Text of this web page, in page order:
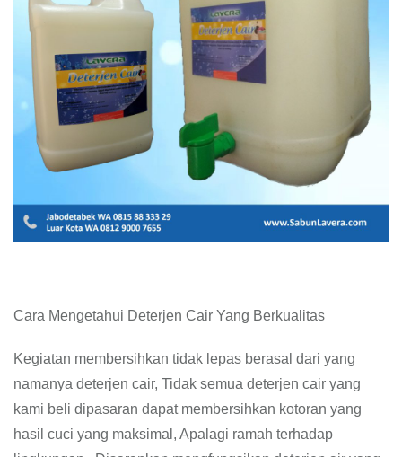
Cara Mengetahui Deterjen Cair Yang Berkualitas
Kegiatan membersihkan tidak lepas berasal dari yang
namanya deterjen cair, Tidak semua deterjen cair yang
kami beli dipasaran dapat membersihkan kotoran yang
hasil cuci yang maksimal, Apalagi ramah terhadap